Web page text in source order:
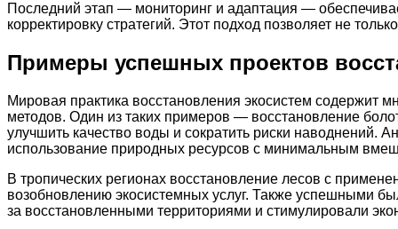
Последний этап — мониторинг и адаптация —
корректировку стратегий. Этот подход позволяет не
Примеры успешных проектов
Мировая практика восстановления экосистем содержит
методов. Один из таких примеров — восстановление
улучшить качество воды и сократить риски наводнений.
использование природных ресурсов с минимальным
В тропических регионах восстановление лесов с
возобновлению экосистемных услуг. Также успешными
за восстановленными территориями и стимулировали